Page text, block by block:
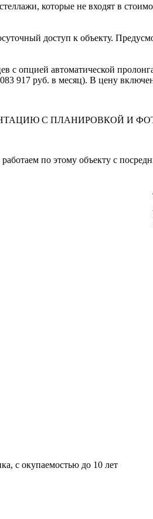
которые не входят в
доступ к объекту.
с опцией автоматической
917 руб. в месяц). В цену
С ПЛАНИРОВКОЙ И
по этому объекту с
с окупаемостью до 10 лет